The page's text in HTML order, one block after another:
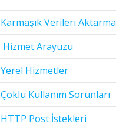
Karmaşık Verileri Aktarma
Hizmet Arayüzü
Yerel Hizmetler
Çoklu Kullanım Sorunları
HTTP Post İstekleri